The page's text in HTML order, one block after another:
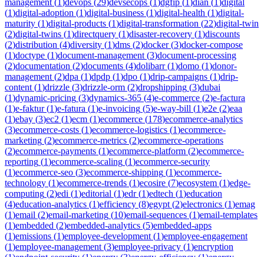
(1)digital-adoption (1)digital-business (1)digital-health (1)digital-
maturity (1)digital-products (1)digital-transformation (22)digital-twin
(2)digital-twins (1)directquery (1)disaster-recovery (1)discounts
(2)distribution (4)diversity (1)dms (2)docker(3)docker-compose
(1)doctype (1)document-management (3)document-processing
(2)documentation (2)documents (4)dolibarr(1)domo (1)donor-
management (2)dpa (1)dpdp (1)dpo (1)drip-campaigns (1)drip-
content (1)drizzle (3)drizzle-orm (2)dropshipping (3)dubai
(1)dynamic-pricing (3)dynamics-365 (4)e-commerce (2)e-factura
(1)e-faktur(1)e-fatura (1)e-invoicing (5)e-way-bill (1)e2e (2)eaa
(1)ebay (3)ec2 (1)ecm (1)ecommerce (178)ecommerce-analytics
(3)ecommerce-costs (1)ecommerce-logistics (1)ecommerce-
marketing (2)ecommerce-metrics (2)ecommerce-operations
(2)ecommerce-payments (1)ecommerce-platform (2)ecommerce-
reporting (1)ecommerce-scaling (1)ecommerce-security
(1)ecommerce-seo (3)ecommerce-shipping (1)ecommerce-
technology (1)ecommerce-trends (1)ecosire (7)ecosystem (1)edge-
computing (2)edi (1)editorial (1)edr(1)edtech (1)education
(4)education-analytics (1)efficiency (8)egypt (2)electronics (1)emag
(1)email (2)email-marketing (10)email-sequences (1)email-templates
(1)embedded (2)embedded-analytics (5)embedded-apps
(1)emissions (1)employee-development (1)employee-engagement
(1)employee-management (3)employee-privacy (1)encryption